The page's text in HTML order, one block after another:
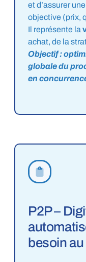
et d’assurer
objective (prix,
Il représente la
achat, de la
Objectif :
globale du
en
P2P –
besoin